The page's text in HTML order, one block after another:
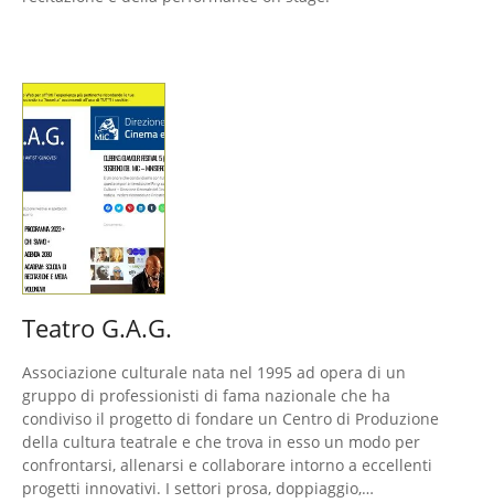
Teatro G.A.G.
Associazione culturale nata nel 1995 ad opera di un
gruppo di professionisti di fama nazionale che ha
condiviso il progetto di fondare un Centro di Produzione
della cultura teatrale e che trova in esso un modo per
confrontarsi, allenarsi e collaborare intorno a eccellenti
progetti innovativi. I settori prosa, doppiaggio,…